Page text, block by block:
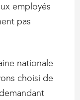
employés
pas
nationale
choisi de